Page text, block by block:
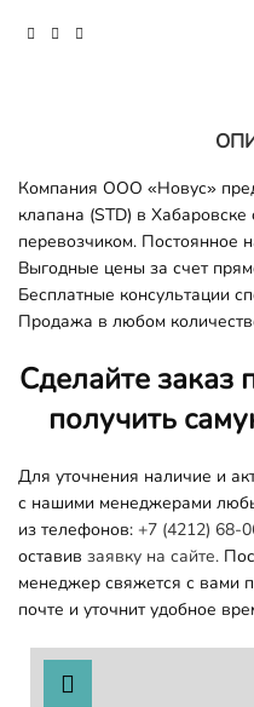
Компания ООО «Новус»
клапана (STD) в
перевозчиком. Постоянное
Выгодные цены за счет
Бесплатные консультации
Продажа в любом
Сделайте заказ
получить
Для уточнения наличие и
с нашими менеджерами
из телефонов: +7 (4212) 68-
оставив заявку на сайте.
менеджер свяжется с вами
почте и уточнит удобное